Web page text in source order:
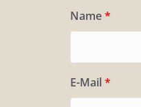
Name*
E-Mail *